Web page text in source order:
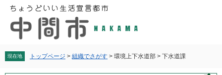
現在地 トップページ > 組織でさがす > 環境上下水道部 > 下水道課